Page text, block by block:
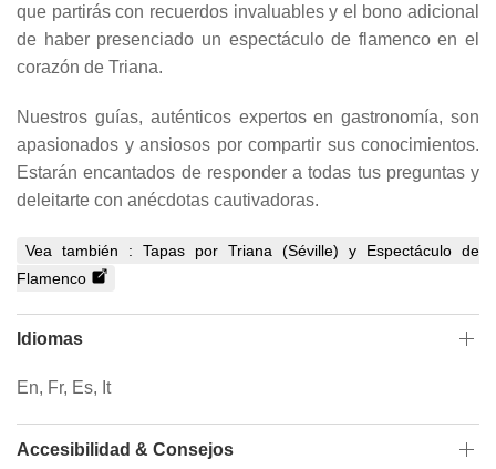
que partirás con recuerdos invaluables y el bono adicional
de haber presenciado un espectáculo de flamenco en el
corazón de Triana.
Nuestros guías, auténticos expertos en gastronomía, son
apasionados y ansiosos por compartir sus conocimientos.
Estarán encantados de responder a todas tus preguntas y
deleitarte con anécdotas cautivadoras.
Vea también : Tapas por Triana (Séville) y Espectáculo de
Flamenco
Idiomas
En, Fr, Es, It
Accesibilidad & Consejos